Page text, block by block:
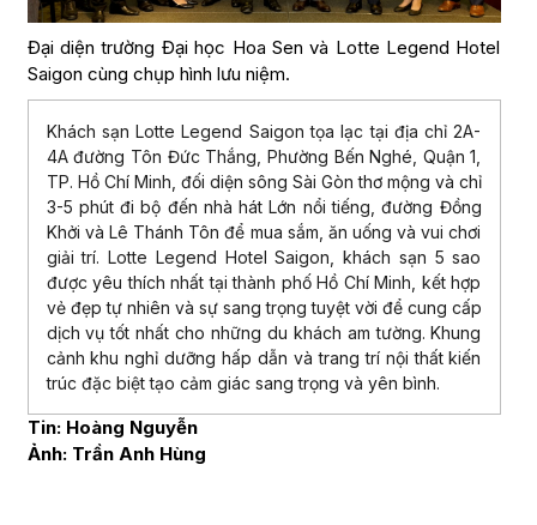
Đại diện trường Đại học Hoa Sen và Lotte Legend Hotel
Saigon cùng chụp hình lưu niệm.
Khách sạn Lotte Legend Saigon tọa lạc tại địa chỉ 2A-
4A đường Tôn Đức Thắng, Phường Bến Nghé, Quận 1,
TP. Hồ Chí Minh, đối diện sông Sài Gòn thơ mộng và chỉ
3-5 phút đi bộ đến nhà hát Lớn nổi tiếng, đường Đồng
Khởi và Lê Thánh Tôn để mua sắm, ăn uống và vui chơi
giải trí. Lotte Legend Hotel Saigon, khách sạn 5 sao
được yêu thích nhất tại thành phố Hồ Chí Minh, kết hợp
vẻ đẹp tự nhiên và sự sang trọng tuyệt vời để cung cấp
dịch vụ tốt nhất cho những du khách am tường. Khung
cảnh khu nghỉ dưỡng hấp dẫn và trang trí nội thất kiến
trúc đặc biệt tạo cảm giác sang trọng và yên bình.
Tin: Hoàng Nguyễn
Ảnh: Trần Anh Hùng